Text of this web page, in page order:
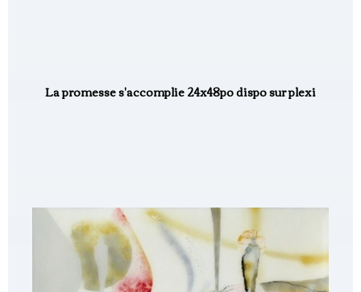
La promesse s'accomplie 24x48po dispo sur plexi